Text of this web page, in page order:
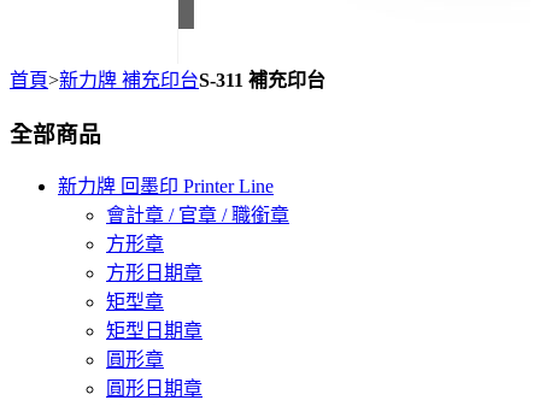
首頁>新力牌 補充印台S-311 補充印台
全部商品
新力牌 回墨印 Printer Line
會計章 / 官章 / 職銜章
方形章
方形日期章
矩型章
矩型日期章
圓形章
圓形日期章